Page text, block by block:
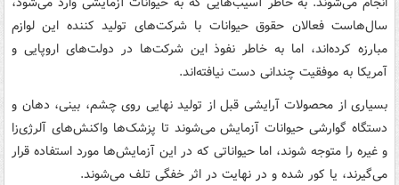
سال‌هاست فعالان حقوق حیوانات با شرکت‌های تولید کننده این لوازم
مبارزه کرده‌اند، اما به خاطر نفوذ این شرکت‌ها در دولت‌های اروپایی و
آمریکا به موفقیت چندانی دست نیافته‌اند.
بسیاری از محصولات آرایشی قبل از تولید نهایی روی چشم، بینی، دهان و
دستگاه گوارشی حیوانات آزمایش می‌شوند تا پزشک‌ها واکنش‌های آلرژی‌زا
و غیره را متوجه شوند، اما حیواناتی که در این آزمایش‌ها مورد استفاده قرار
می‌گیرند، یا کور شده و در نهایت در اثر خفگی تلف می‌شوند.